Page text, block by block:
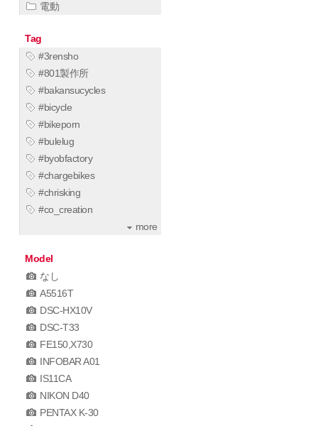
電動
Tag
#3rensho
#801製作所
#bakansucycles
#bicycle
#bikeporn
#bulelug
#byobfactory
#chargebikes
#chrisking
#co_creation
more
Model
なし
A5516T
DSC-HX10V
DSC-T33
FE150,X730
INFOBAR A01
IS11CA
NIKON D40
PENTAX K-30